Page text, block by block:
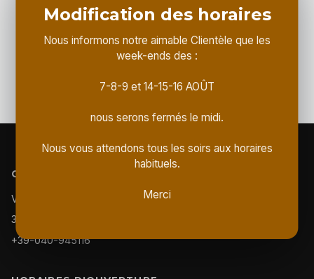
GIAGUARO
Via Umberto Felluga 61/A (angolo via dell'eremo)
34142, Trieste
+39-040-945116
Modification des horaires
Nous informons notre aimable Clientèle que les
week-ends des :
7-8-9 et 14-15-16 AOÛT
nous serons fermés le midi.
Nous vous attendons tous les soirs aux horaires
habituels.
Merci